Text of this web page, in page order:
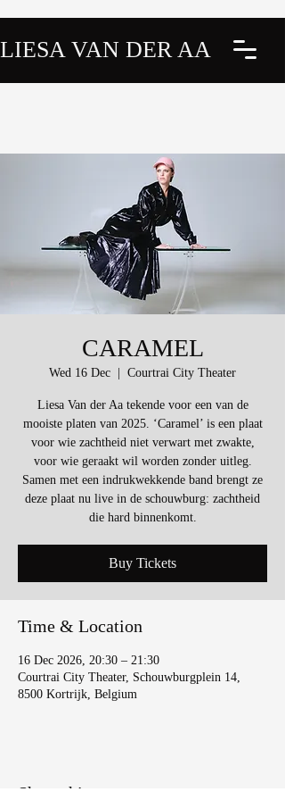
LIESA VAN DER AA
CARAMEL
Wed 16 Dec Courtrai City Theater
Liesa Van der Aa tekende voor een van de
mooiste platen van 2025. ‘Caramel’ is een plaat
voor wie zachtheid niet verwart met zwakte,
voor wie geraakt wil worden zonder uitleg.
Samen met een indrukwekkende band brengt ze
deze plaat nu live in de schouwburg: zachtheid
die hard binnenkomt.
Buy Tickets
Time & Location
16 Dec 2026, 20:30 – 21:30
Courtrai City Theater, Schouwburgplein 14,
8500 Kortrijk, Belgium
Share this event